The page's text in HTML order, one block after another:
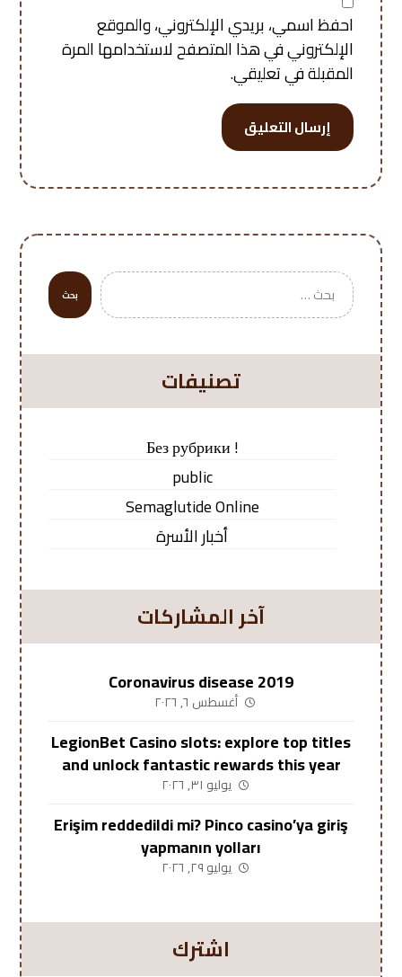
احفظ اسمي، بريدي الإلكتروني، والموقع
الإلكتروني في هذا المتصفح لاستخدامها المرة
المقبلة في تعليقي.
إرسال التعليق
بحث
تصنيفات
! Без рубрики
public
Semaglutide Online
أخبار الأسرة
آخر المشاركات
Coronavirus disease 2019
أغسطس ٦, ٢٠٢٦
LegionBet Casino slots: explore top titles
and unlock fantastic rewards this year
يوليو ٣١, ٢٠٢٦
Erişim reddedildi mi? Pinco casino’ya giriş
yapmanın yolları
يوليو ٢٩, ٢٠٢٦
اشترك